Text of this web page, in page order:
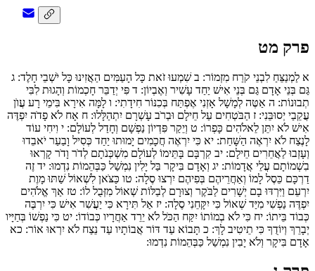
פרק מט
א לַמְנַצֵּחַ לִבְנֵי קֹרַח מִזְמוֹר: ב שִׁמְעוּ זֹאת כָּל הָעַמִּים הַאֲזִינוּ כָּל יֹשְׁבֵי חָלֶד: ג
גַּם בְּנֵי אָדָם גַּם בְּנֵי אִישׁ יַחַד עָשִׁיר וְאֶבְיוֹן: ד פִּי יְדַבֵּר חָכְמוֹת וְהָגוּת לִבִּי
תְבוּנוֹת: ה אַטֶּה לְמָשָׁל אָזְנִי אֶפְתַּח בְּכִנּוֹר חִידָתִי: ו לָמָּה אִירָא בִּימֵי רָע עֲוֺן
עֲקֵבַי יְסוּבֵּנִי: ז הַבֹּטְחִים עַל חֵילָם וּבְרֹב עָשְׁרָם יִתְהַלָּלוּ: ח אָח לֹא פָדֹה יִפְדֶּה
אִישׁ לֹא יִתֵּן לֵאלֹהִים כָּפְרוֹ: ט וְיֵקַר פִּדְיוֹן נַפְשָׁם וְחָדַל לְעוֹלָם: י וִיחִי עוֹד
לָנֶצַח לֹא יִרְאֶה הַשָּׁחַת: יא כִּי יִרְאֶה חֲכָמִים יָמוּתוּ יַחַד כְּסִיל וָבַעַר יֹאבֵדוּ
וְעָזְבוּ לַאֲחֵרִים חֵילָם: יב קִרְבָּם בָּתֵּימוֹ לְעוֹלָם מִשְׁכְּנֹתָם לְדֹר וָדֹר קָרְאוּ
בִשְׁמוֹתָם עֲלֵי אֲדָמוֹת: יג וְאָדָם בִּיקָר בַּל יָלִין נִמְשַׁל כַּבְּהֵמוֹת נִדְמוּ: יד זֶה
דַרְכָּם כֵּסֶל לָמוֹ וְאַחֲרֵיהֶם בְּפִיהֶם יִרְצוּ סֶלָה: טו כַּצֹּאן לִשְׁאוֹל שַׁתּוּ מָוֶת
יִרְעֵם וַיִּרְדּוּ בָם יְשָׁרִים לַבֹּקֶר וְצוּרָם לְבַלּוֹת שְׁאוֹל מִזְּבֻל לוֹ: טז אַךְ אֱלֹהִים
יִפְדֶּה נַפְשִׁי מִיַּד שְׁאוֹל כִּי יִקָּחֵנִי סֶלָה: יז אַל תִּירָא כִּי יַעֲשִׁר אִישׁ כִּי יִרְבֶּה
כְּבוֹד בֵּיתוֹ: יח כִּי לֹא בְמוֹתוֹ יִקַּח הַכֹּל לֹא יֵרֵד אַחֲרָיו כְּבוֹדוֹ: יט כִּי נַפְשׁוֹ בְּחַיָּיו
יְבָרֵךְ וְיוֹדֻךָ כִּי תֵיטִיב לָךְ: כ תָּבוֹא עַד דּוֹר אֲבוֹתָיו עַד נֵצַח לֹא יִרְאוּ אוֹר: כא
אָדָם בִּיקָר וְלֹא יָבִין נִמְשַׁל כַּבְּהֵמוֹת נִדְמוּ: